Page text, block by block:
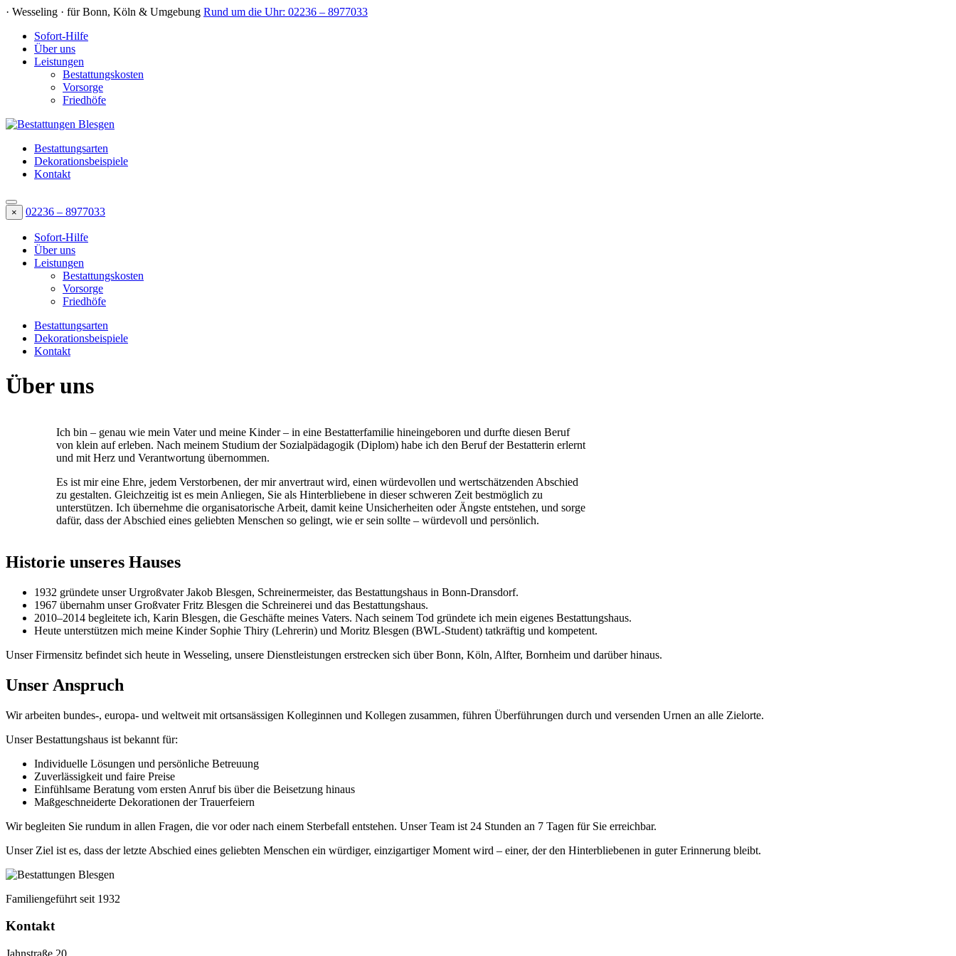
· Wesseling · für Bonn, Köln & Umgebung Rund um die Uhr: 02236 – 8977033
Sofort-Hilfe
Über uns
Leistungen
Bestattungskosten
Vorsorge
Friedhöfe
Bestattungsarten
Dekorationsbeispiele
Kontakt
× 02236 – 8977033
Sofort-Hilfe
Über uns
Leistungen
Bestattungskosten
Vorsorge
Friedhöfe
Bestattungsarten
Dekorationsbeispiele
Kontakt
Über uns
Ich bin – genau wie mein Vater und meine Kinder – in eine Bestatterfamilie hineingeboren und durfte diesen Beruf
von klein auf erleben. Nach meinem Studium der Sozialpädagogik (Diplom) habe ich den Beruf der Bestatterin erlernt
und mit Herz und Verantwortung übernommen.
Es ist mir eine Ehre, jedem Verstorbenen, der mir anvertraut wird, einen würdevollen und wertschätzenden Abschied
zu gestalten. Gleichzeitig ist es mein Anliegen, Sie als Hinterbliebene in dieser schweren Zeit bestmöglich zu
unterstützen. Ich übernehme die organisatorische Arbeit, damit keine Unsicherheiten oder Ängste entstehen, und sorge
dafür, dass der Abschied eines geliebten Menschen so gelingt, wie er sein sollte – würdevoll und persönlich.
Historie unseres Hauses
1932 gründete unser Urgroßvater Jakob Blesgen, Schreinermeister, das Bestattungshaus in Bonn-Dransdorf.
1967 übernahm unser Großvater Fritz Blesgen die Schreinerei und das Bestattungshaus.
2010–2014 begleitete ich, Karin Blesgen, die Geschäfte meines Vaters. Nach seinem Tod gründete ich mein eigenes Bestattungshaus.
Heute unterstützen mich meine Kinder Sophie Thiry (Lehrerin) und Moritz Blesgen (BWL-Student) tatkräftig und kompetent.
Unser Firmensitz befindet sich heute in Wesseling, unsere Dienstleistungen erstrecken sich über Bonn, Köln, Alfter, Bornheim und darüber hinaus.
Unser Anspruch
Wir arbeiten bundes-, europa- und weltweit mit ortsansässigen Kolleginnen und Kollegen zusammen, führen Überführungen durch und versenden Urnen an alle Zielorte.
Unser Bestattungshaus ist bekannt für:
Individuelle Lösungen und persönliche Betreuung
Zuverlässigkeit und faire Preise
Einfühlsame Beratung vom ersten Anruf bis über die Beisetzung hinaus
Maßgeschneiderte Dekorationen der Trauerfeiern
Wir begleiten Sie rundum in allen Fragen, die vor oder nach einem Sterbefall entstehen. Unser Team ist 24 Stunden an 7 Tagen für Sie erreichbar.
Unser Ziel ist es, dass der letzte Abschied eines geliebten Menschen ein würdiger, einzigartiger Moment wird – einer, der den Hinterbliebenen in guter Erinnerung bleibt.
Familiengeführt seit 1932
Kontakt
Jahnstraße 20